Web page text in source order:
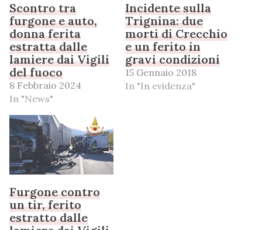
Scontro tra
furgone e auto,
donna ferita
estratta dalle
lamiere dai Vigili
del fuoco
8 Febbraio 2024
In "News"
Incidente sulla
Trignina: due
morti di Crecchio
e un ferito in
gravi condizioni
15 Gennaio 2018
In "In evidenza"
Furgone contro
un tir, ferito
estratto dalle